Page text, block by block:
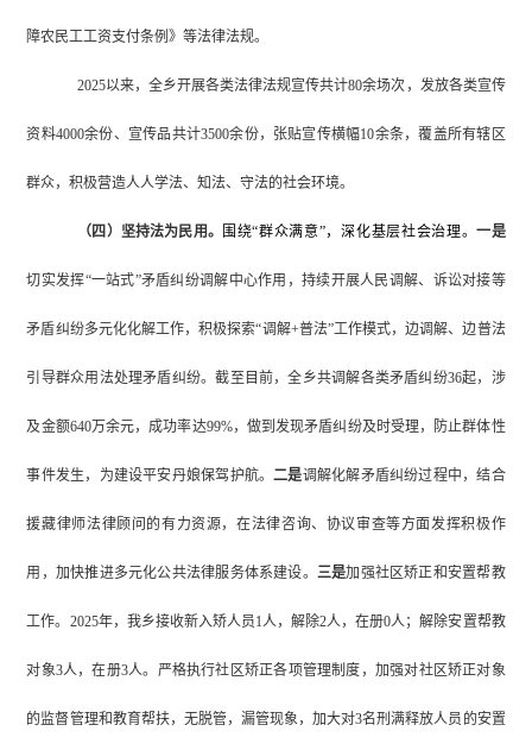
障农民工工资支付条例》等法律法规。
2025以来，全乡开展各类法律法规宣传共计80余场次 ， 发放各类宣传
资料4000余份、宣传品共计3500余份，张贴宣传横幅10余条，覆盖所有辖区
群众，积极营造人人学法、知法、守法的社会环境。
（四） 坚持法为民用。 围绕“群众满意”，深化基层社会治理。一是
切实发挥“一站式”矛盾纠纷调解中心作用，持续开展人民调解、诉讼对接等
矛盾纠纷多元化化解工作，积极探索“调解+普法”工作模式，边调解、边普法
引导群众用法处理矛盾纠纷。截至目前，全乡共调解各类矛盾纠纷36起，涉
及金额640万余元，成功率达99%，做到发现矛盾纠纷及时受理，防止群体性
事件发生，为建设平安丹娘保驾护航。二是调解化解矛盾纠纷过程中，结合
援藏律师法律顾问的有力资源，在法律咨询、协议审查等方面发挥积极作
用，加快推进多元化公共法律服务体系建设。 三是加强社区矫正和安置帮教
工作。 2025年，我乡接收新入矫人员1人，解除2人，在册0人；解除安置帮教
对象3人，在册3人。严格执行社区矫正各项管理制度，加强对社区矫正对象
的监督管理和教育帮扶，无脱管，漏管现象，加大对3名刑满释放人员的安置